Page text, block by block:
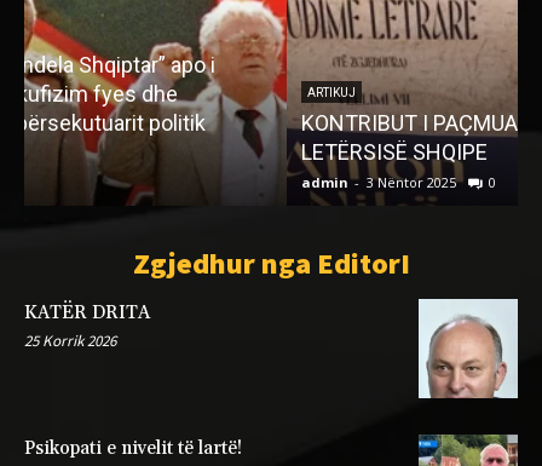
ARTIKUJ
KONTRIBUT I PAÇMUAR NȄ THEMELIN E
LETËRSISË SHQIPE
3 Nëntor 2025
Zgjedhur nga EditorI
KATËR DRITA
25 Korrik 2026
Psikopati e nivelit të lartë!